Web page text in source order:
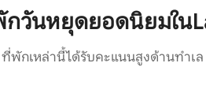
วันหยุดยอดนิยมใน
ที่พักเหล่านี้ได้รับคะแนนสูงด้านทำเ